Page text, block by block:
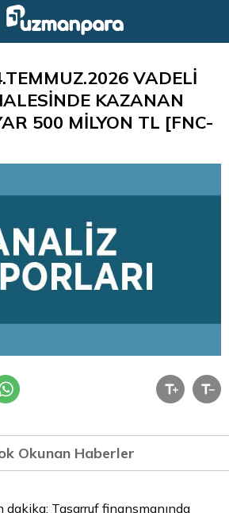
VADELİ
KAZANAN
500 MİLYON TL [FNC-
Okunan Haberler
dakika: Tasarruf finansmanında